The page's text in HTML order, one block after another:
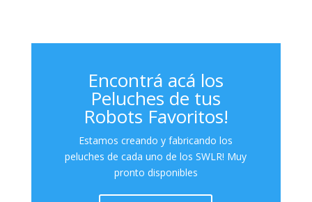
Encontrá acá los
Peluches de tus
Robots Favoritos!
Estamos creando y fabricando los
peluches de cada uno de los SWLR! Muy
pronto disponibles